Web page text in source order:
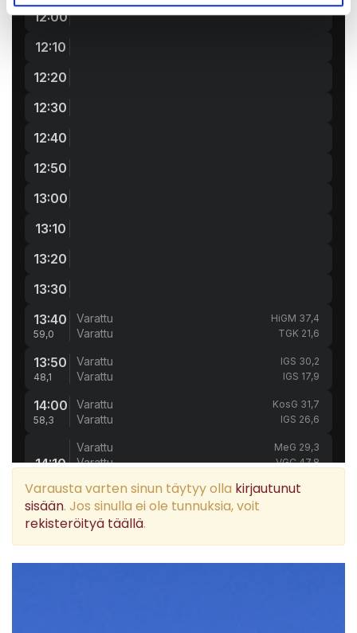
Varausta varten sinun täytyy olla kirjautunut
sisään. Jos sinulla ei ole tunnuksia, voit
rekisteröityä täällä.